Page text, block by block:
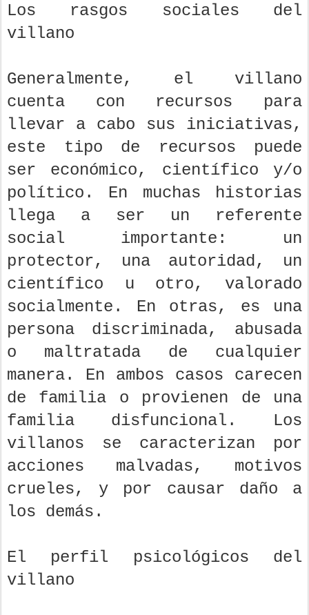
Los rasgos sociales del
villano
Generalmente, el villano
cuenta con recursos para
llevar a cabo sus iniciativas,
este tipo de recursos puede
ser económico, científico y/o
político. En muchas historias
llega a ser un referente
social importante: un
protector, una autoridad, un
científico u otro, valorado
socialmente. En otras, es una
persona discriminada, abusada
o maltratada de cualquier
manera. En ambos casos carecen
de familia o provienen de una
familia disfuncional. Los
villanos se caracterizan por
acciones malvadas, motivos
crueles, y por causar daño a
los demás.
El perfil psicológicos del
villano